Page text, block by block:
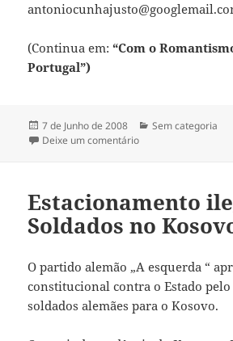
(Continua em: “Com o
Portugal”)
Publicado
a
7 de Junho de 2008 Categorias
Sem categoria
Deixe um comentário
Estacionamento
Soldados no
O partido alemão „A esquerda “
constitucional contra o Estado
soldados alemães para o Kosovo.